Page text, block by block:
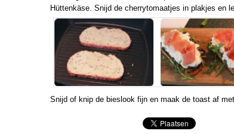
Hüttenkäse. Snijd de cherrytomaatjes in plakjes en
Snijd of knip de bieslook fijn en maak de toast af